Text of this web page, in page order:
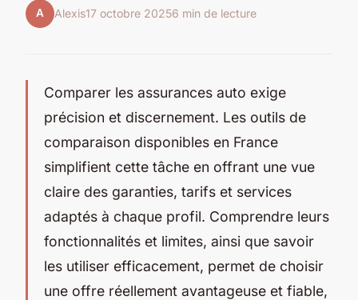
A Alexis17 octobre 20256 min de lecture
Comparer les assurances auto exige
précision et discernement. Les outils de
comparaison disponibles en France
simplifient cette tâche en offrant une vue
claire des garanties, tarifs et services
adaptés à chaque profil. Comprendre leurs
fonctionnalités et limites, ainsi que savoir
les utiliser efficacement, permet de choisir
une offre réellement avantageuse et fiable,